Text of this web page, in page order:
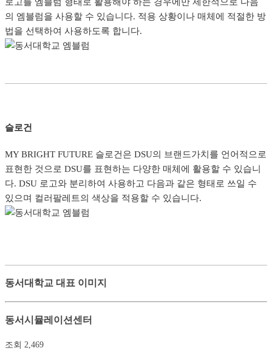
로고를 엠블럼 형태로 활용해야 하는 경우에만 제한적으로 다음
의 엠블럼을 사용할 수 있습니다. 적용 상황이나 매체에 적절한 방
법을 선택하여 사용하도록 합니다.
슬로건
MY BRIGHT FUTURE 슬로건은 DSU의 브랜드가치를 언어적으로
표현한 것으로 DSU를 표현하는 다양한 매체에 활용할 수 있습니
다. DSU 로고와 분리하여 사용하고 다음과 같은 형태로 쓰일 수
있으며 컬러팔레트의 색상을 적용할 수 있습니다.
동서대학교 대표 이미지
동서시뮬레이션센터
조회 2,469